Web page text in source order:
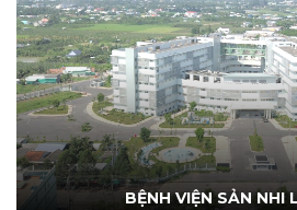
BỆNH VIỆN SẢN NHI